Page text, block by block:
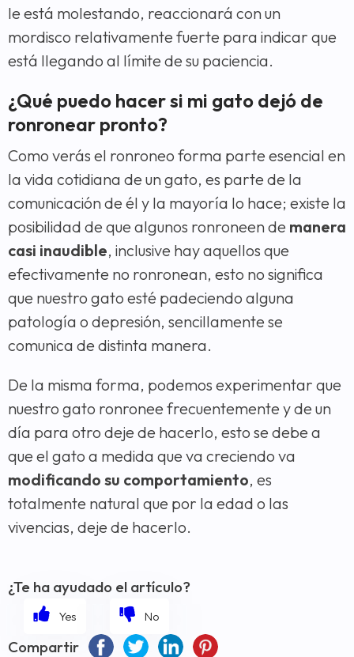
le está molestando, reaccionará con un
mordisco relativamente fuerte para indicar que
está llegando al límite de su paciencia.
¿Qué puedo hacer si mi gato dejó de
ronronear pronto?
Como verás el ronroneo forma parte esencial en
la vida cotidiana de un gato, es parte de la
comunicación de él y la mayoría lo hace; existe la
posibilidad de que algunos ronroneen de manera
casi inaudible, inclusive hay aquellos que
efectivamente no ronronean, esto no significa
que nuestro gato esté padeciendo alguna
patología o depresión, sencillamente se
comunica de distinta manera.
De la misma forma, podemos experimentar que
nuestro gato ronronee frecuentemente y de un
día para otro deje de hacerlo, esto se debe a
que el gato a medida que va creciendo va
modificando su comportamiento, es
totalmente natural que por la edad o las
vivencias, deje de hacerlo.
¿Te ha ayudado el artículo?
Compartir